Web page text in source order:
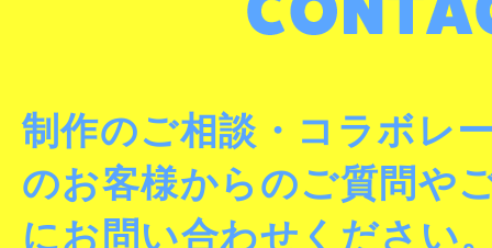
制作のご相談・コラボレ
のお客様からのご質問や
にお問い合わせください